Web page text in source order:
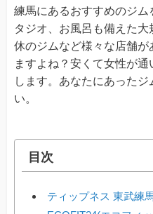
練馬にあるおすすめのジ
タジオ、お風呂も備えた
休のジムなど様々な店舗
ますよね？安くて女性が
します。あなたにあった
い。
目次
ティップネス 東武練